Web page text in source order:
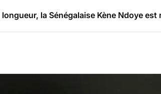
la Sénégalaise Kène Ndoye